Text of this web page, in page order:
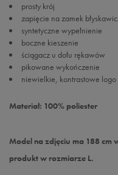
prosty krój
zapięcie na zamek
syntetyczne wypełnienie
boczne kieszenie
ściągacz u dołu rękawów
pikowane wykończenie
niewielkie, kontrastowe
Materiał: 100% poliester
Model na zdjęciu ma 188
produkt w rozmiarze L.